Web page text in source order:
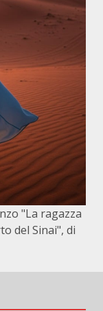
"La ragazza
del Sinai", di